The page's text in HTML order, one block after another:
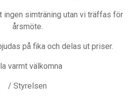
ingen simträning utan vi träffas för
årsmöte.
på fika och delas ut priser.
varmt välkomna
/ Styrelsen